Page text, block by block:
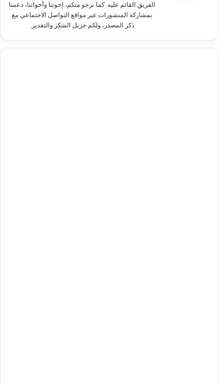
الفريق القائم عليه. كما نرجو منكم، إخوتنا وأخواتنا، دعمنا
بمشاركة المنشورات عبر مواقع التواصل الاجتماعي مع
ذكر المصدر، ولكم جزيل الشكر والتقدير.